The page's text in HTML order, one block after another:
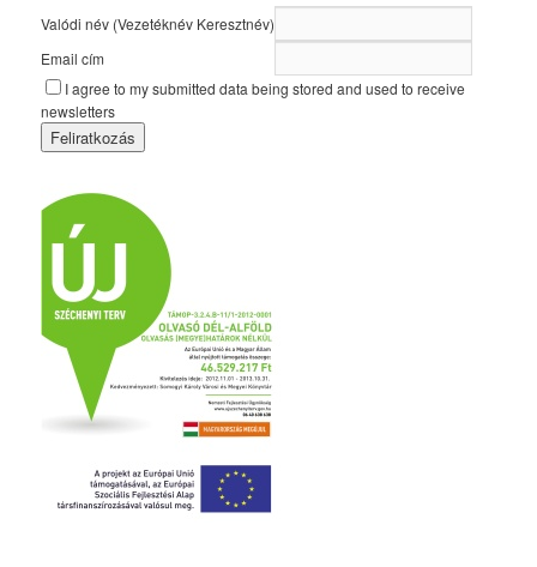
Valódi név (Vezetéknév Keresztnév)
Email cím
I agree to my submitted data being stored and used to receive
newsletters